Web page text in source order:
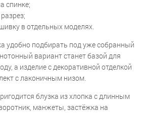
спинке;
в отдельных моделях.
удобно подбирать под уже собранный
вариант станет базой для
а изделие с декоративной отделкой
с лаконичным низом.
блузка из хлопка с длинным
манжеты, застёжка на